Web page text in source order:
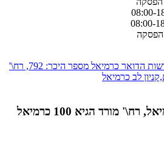
08:00-
08:00-
דואר ישראל שעות פתיחה, רשות הדואר כרמיאל מספר היכר: 792, רח\'
סניף דואר ישראל ב כרמיאל, רח\' מורד הגיא 100 כרמיאל